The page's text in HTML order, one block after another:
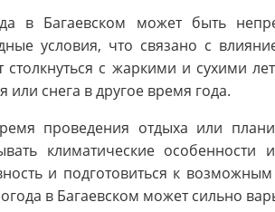
в Багаевском может быть
условия, что связано с
столкнуться с жаркими и сухими
или снега в другое время года.
проведения отдыха или
климатические
и подготовиться к
в Багаевском может сильно